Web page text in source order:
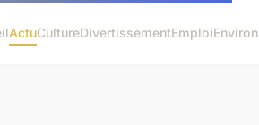
ActuCultureDivertissementEmploi